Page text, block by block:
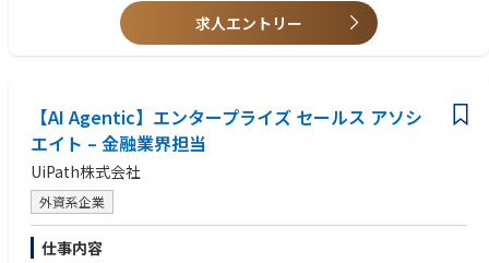
し、PdM組織の採用・育成・評価・業務プロセス整備も担う。
【具体的な業務】
・プロダクトポートフォリオ、中長期ロードマップの策定
・各領域の提供価値、責任範囲、優先順位の整理
・各ステークホルダーに対する価値設計
・事業戦略、GTM戦略、収益モデルとプロダクト戦略の接続
・AIを活用した先進的なユーザー体験の企画・検証
・PdM組織の採用、育成、評価、配置、組織設計
・経営層への戦略、投資計画、進捗、リスクの報告
・プロダクトKPIの設計、モニタリング、改善
求人エントリー
【AI Agentic】エンタープライズ セールス アソシ
エイト – 金融業界担当
UiPath株式会社
外資系企業
仕事内容